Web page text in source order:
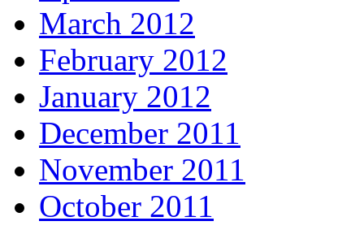
March 2012
February 2012
January 2012
December 2011
November 2011
October 2011